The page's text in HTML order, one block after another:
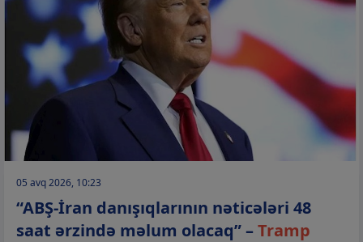
05 avq 2026, 10:23
“ABŞ-İran danışıqlarının nəticələri 48
saat ərzində məlum olacaq” –Tramp